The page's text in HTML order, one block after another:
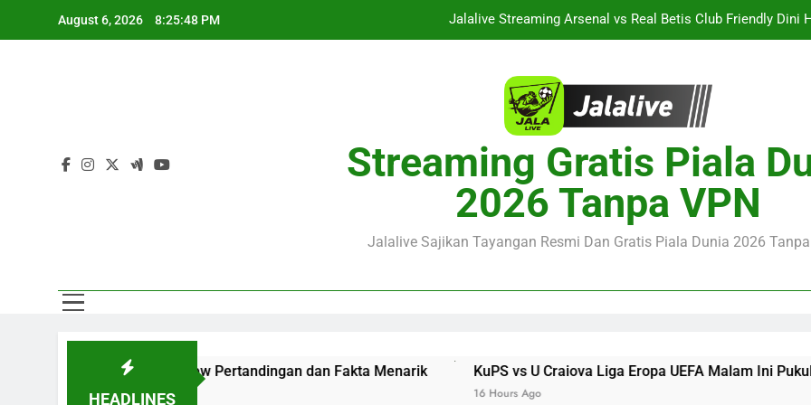
August 6, 2026 8:25:49 PM
Jalalive Streaming Arsenal vs Real Betis Club Friendly Dini
Jalalive Streaming Monaco vs Getafe Club Friendly Dini Hari Ini
KuPS vs U Craiova Liga Eropa UEFA Malam Ini Pukul 22.00
Jalalive Streaming Arsenal vs Real Betis Club Friendly Dini
Pramusim
Derby AC Milan vs Inter Milan Club Friendly Sore Ini Pukul 18.00
Streaming Gratis Piala
2026 Tanpa VPN
Jalalive Sajikan Tayangan Resmi Dan Gratis Piala Dunia 2026
HEADLINES
dengan Preview Pertandingan dan Fakta Menarik KuPS vs U Craiova Liga Eropa UEFA Malam Ini Pukul 22.00 WIB